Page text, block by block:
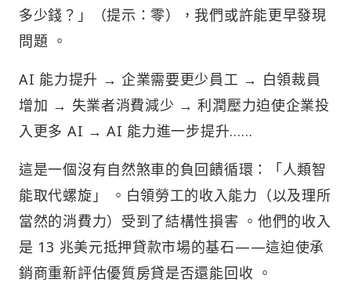
多少錢？」（提示：零），我們或許能更早發現
問題 。
AI 能力提升 → 企業需要更少員工 → 白領裁員
增加 → 失業者消費減少 → 利潤壓力迫使企業投
入更多 AI → AI 能力進一步提升……
這是一個沒有自然煞車的負回饋循環：「人類智
能取代螺旋」 。白領勞工的收入能力（以及理所
當然的消費力）受到了結構性損害 。他們的收入
是 13 兆美元抵押貸款市場的基石——這迫使承
銷商重新評估優質房貸是否還能回收 。